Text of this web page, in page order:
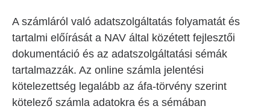
A számláról való adatszolgáltatás folyamatát és
tartalmi előírását a NAV által közétett fejlesztői
dokumentáció és az adatszolgáltatási sémák
tartalmazzák. Az online számla jelentési
kötelezettség legalább az áfa-törvény szerint
kötelező számla adatokra és a sémában